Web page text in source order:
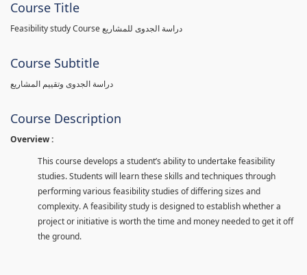
Course Title
Feasibility study Course دراسة الجدوى للمشاريع
Course Subtitle
دراسة الجدوى وتقييم المشاريع
Course Description
Overview :
This course develops a student’s ability to undertake feasibility
studies. Students will learn these skills and techniques through
performing various feasibility studies of differing sizes and
complexity. A feasibility study is designed to establish whether a
project or initiative is worth the time and money needed to get it off
the ground.